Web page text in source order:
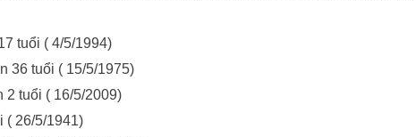
tuổi ( 4/5/1994)
36 tuổi ( 15/5/1975)
2 tuổi ( 16/5/2009)
( 26/5/1941)